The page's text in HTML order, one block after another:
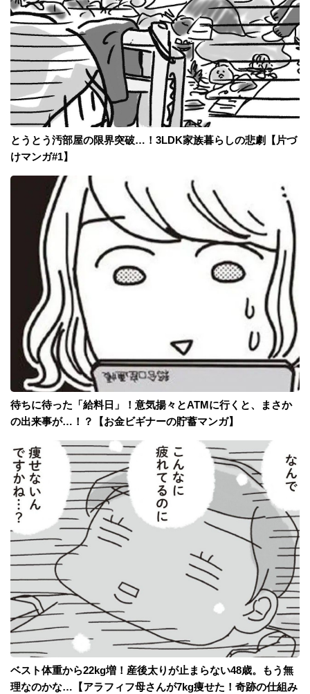
とうとう汚部屋の限界突破…！3LDK家族暮らしの悲劇【片づ
けマンガ#1】
待ちに待った「給料日」！意気揚々とATMに行くと、まさか
の出来事が…！？【お金ビギナーの貯蓄マンガ】
ベスト体重から22kg増！産後太りが止まらない48歳。もう無
理なのかな…【アラフィフ母さんが7kg痩せた！奇跡の仕組み